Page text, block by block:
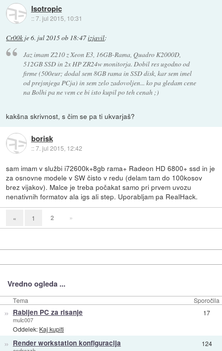
Isotropic
::7. jul 2015, 10:31
Cr00k je6. jul 2015 ob 18:47izjavil:
Jaz imam Z210 z Xeon E3, 16GB-Rama, Quadro K2000D,
512GB SSD in 2x HP ZR24w monitorja. Dobil res ugodno od
firme (500eur; dodal sem 8GB rama in SSD disk, kar sem imel
od prejsnjega PCja) in sem zelo zadovoljen... ko pa gledam cene
na Bolhi pa ne vem ce bi isto kupil po teh cenah ;)
kakšna skrivnost, s čim se pa ti ukvarjaš?
borisk
::7. jul 2015, 12:42
sam imam v službi i72600k+8gb rama+ Radeon HD 6800+ ssd in je
za osnovne modele v SW čisto v redu (delam tam do 100kosov
brez vijakov). Malce je treba počakat samo pri prvem uvozu
nenativnih formatov ala igs ali step. Uporabljam pa RealHack.
« 1 2 »
Vredno ogleda ...
Tema Sporočila
» Rabljen PC za risanje
mulc007
Oddelek: Kaj kupiti
17
» Render workstation konfiguracija 124